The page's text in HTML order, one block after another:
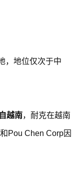
，地位仅次于中
越南，耐克在越南
Pou Chen Corp因